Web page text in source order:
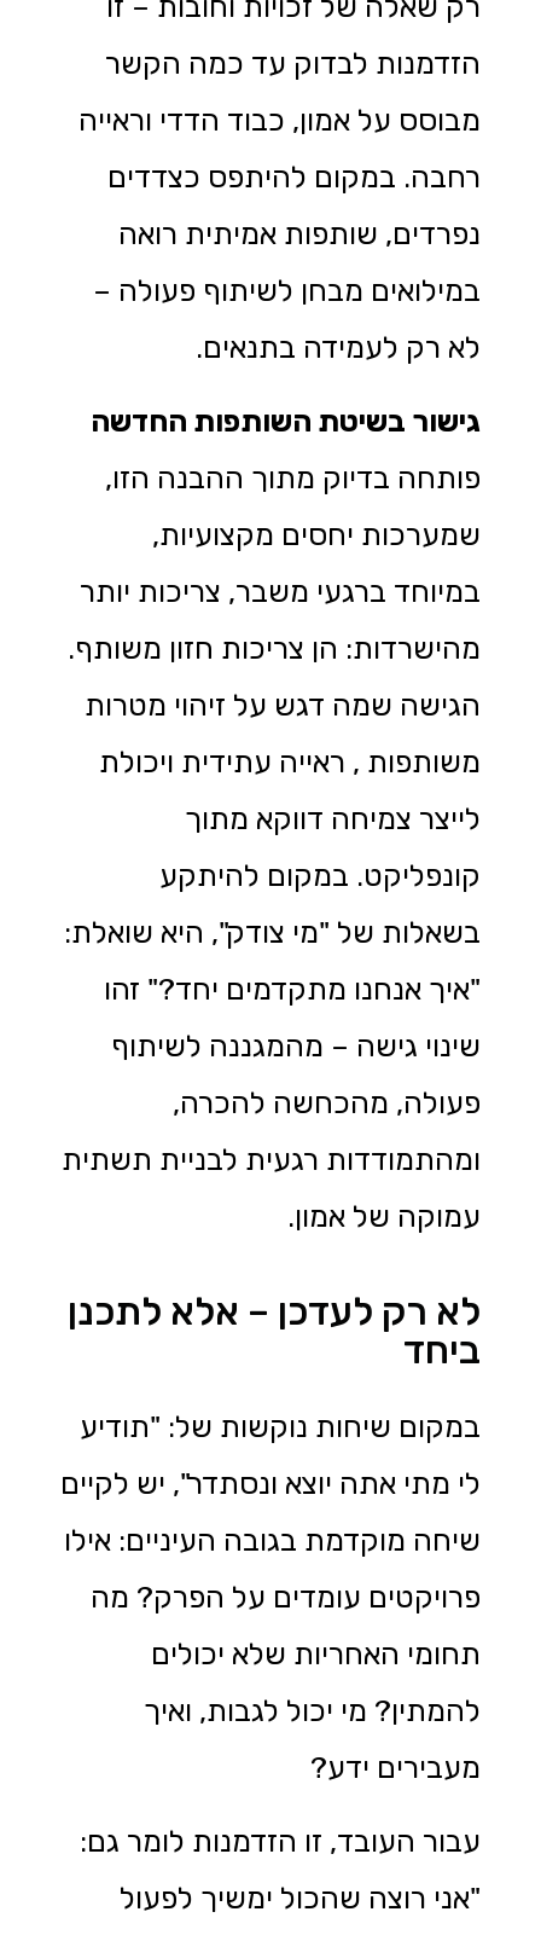
הזדמנות לבדוק עד כמה הקשר
מבוסס על אמון, כבוד הדדי וראייה
רחבה. במקום להיתפס כצדדים
נפרדים, שותפות אמיתית רואה
במילואים מבחן לשיתוף פעולה –
לא רק לעמידה בתנאים.
גישור בשיטת השותפות החדשה
פותחה בדיוק מתוך ההבנה הזו,
שמערכות יחסים מקצועיות,
במיוחד ברגעי משבר, צריכות יותר
מהישרדות: הן צריכות חזון משותף.
הגישה שמה דגש על זיהוי מטרות
משותפות , ראייה עתידית ויכולת
לייצר צמיחה דווקא מתוך
קונפליקט. במקום להיתקע
בשאלות של "מי צודק", היא שואלת:
"איך אנחנו מתקדמים יחד?" זהו
שינוי גישה – מהמגננה לשיתוף
פעולה, מהכחשה להכרה,
ומהתמודדות רגעית לבניית תשתית
עמוקה של אמון.
לא רק לעדכן – אלא לתכנן
ביחד
במקום שיחות נוקשות של: "תודיע
לי מתי אתה יוצא ונסתדר", יש לקיים
שיחה מוקדמת בגובה העיניים: אילו
פרויקטים עומדים על הפרק? מה
תחומי האחריות שלא יכולים
להמתין? מי יכול לגבות, ואיך
מעבירים ידע?
עבור העובד, זו הזדמנות לומר גם:
"אני רוצה שהכול ימשיך לפעול